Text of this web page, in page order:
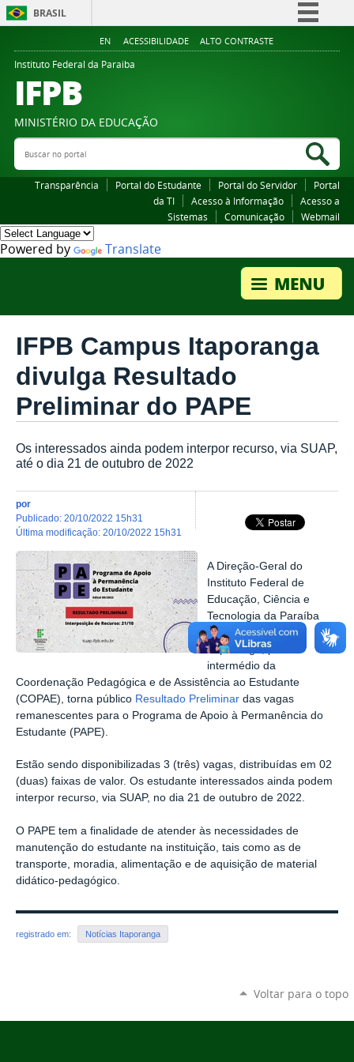
BRASIL
Simplifique!
Legislação
EN ACESSIBILIDADE ALTO CONTRASTE
Instituto Federal da Paraiba
IFPB
MINISTÉRIO DA EDUCAÇÃO
Buscar no portal
Transparência Portal do Estudante Portal do Servidor
Portal
da TI
Acesso à Informação
Acesso a
Sistemas
Comunicação Webmail
Powered by Translate
IFPB Campus Itaporanga
divulga Resultado
Preliminar do PAPE
Os interessados ainda podem interpor recurso, via SUAP,
até o dia 21 de outubro de 2022
por
publicado: 20/10/2022 15h31
última modificação: 20/10/2022 15h31
A Direção-Geral do
Instituto Federal de
Educação, Ciência e
Tecnologia da Paraíba
(IFPB), Campus
Itaporanga, por
intermédio da
Coordenação Pedagógica e de Assistência ao Estudante
(COPAE), torna público Resultado Preliminar das vagas
remanescentes para o Programa de Apoio à Permanência do
Estudante (PAPE).
Estão sendo disponibilizadas 3 (três) vagas, distribuídas em 02
(duas) faixas de valor. Os estudante interessados ainda podem
interpor recurso, via SUAP, no dia 21 de outubro de 2022.
O PAPE tem a finalidade de atender às necessidades de
manutenção do estudante na instituição, tais como as de
transporte, moradia, alimentação e de aquisição de material
didático-pedagógico.
registrado em: Notícias Itaporanga
Voltar para o topo